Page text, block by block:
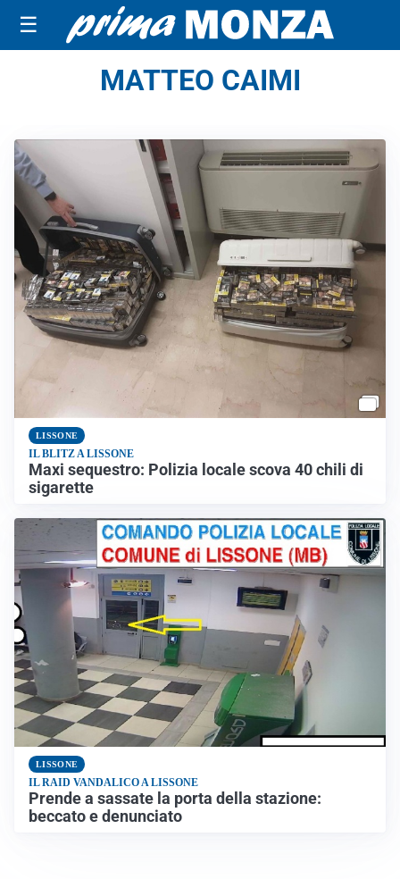
☰
MATTEO CAIMI
LISSONE
IL BLITZ A LISSONE
Maxi sequestro: Polizia locale scova 40 chili di
sigarette
LISSONE
IL RAID VANDALICO A LISSONE
Prende a sassate la porta della stazione:
beccato e denunciato